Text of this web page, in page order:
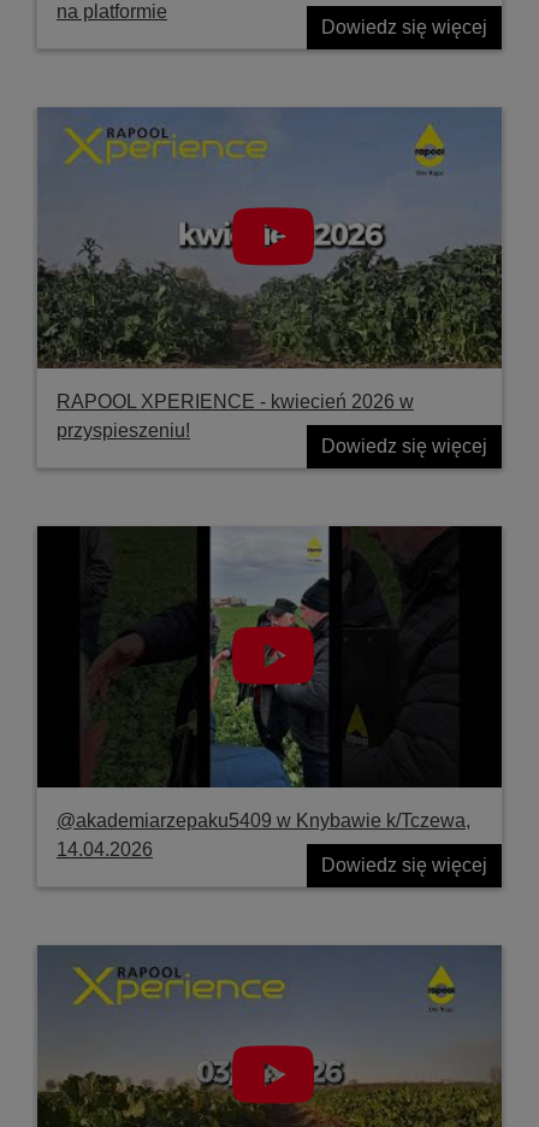
na platformie
Dowiedz się więcej
RAPOOL XPERIENCE - kwiecień 2026 w
przyspieszeniu!
Dowiedz się więcej
@akademiarzepaku5409 w Knybawie k/Tczewa,
14.04.2026
Dowiedz się więcej